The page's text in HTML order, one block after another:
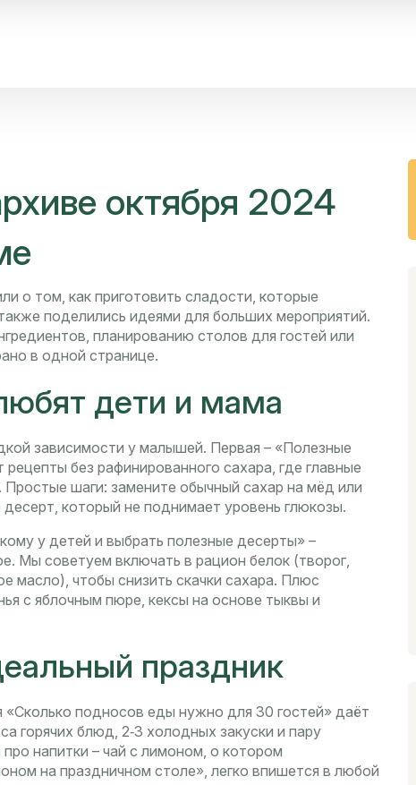
октября 2024
о том, как приготовить сладости, которые
поделились идеями для больших мероприятий.
планированию столов для гостей или
в одной странице.
дети и мама
зависимости у малышей. Первая – «Полезные
без рафинированного сахара, где главные
Простые шаги: замените обычный сахар на мёд или
который не поднимает уровень глюкозы.
у детей и выбрать полезные десерты» –
Мы советуем включать в рацион белок (творог,
масло), чтобы снизить скачки сахара. Плюс
с яблочным пюре, кексы на основе тыквы и
праздник
«Сколько подносов еды нужно для 30 гостей» даёт
горячих блюд, 2‑3 холодных закуски и пару
напитки – чай с лимоном, о котором
на праздничном столе», легко впишется в любой